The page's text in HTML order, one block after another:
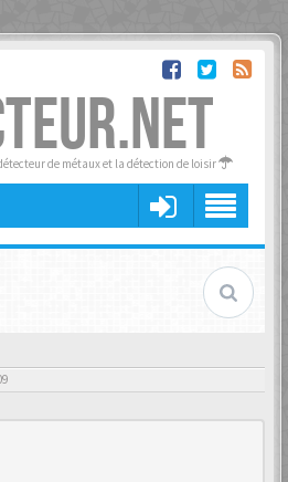
de métaux et la détection de loisir